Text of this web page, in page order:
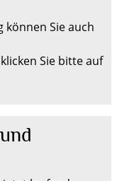
Sie auch
Sie bitte auf